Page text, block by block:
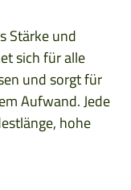
Stärke und
sich für alle
und sorgt für
Aufwand. Jede
hohe